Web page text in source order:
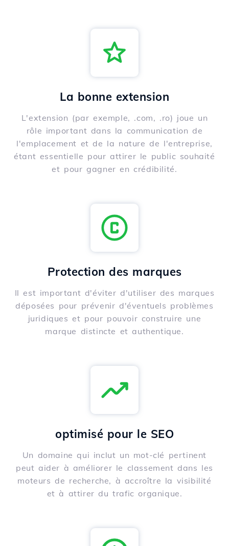
La bonne extension
L'extension (par exemple, .com, .ro) joue un
rôle important dans la communication de
l'emplacement et de la nature de l'entreprise,
étant essentielle pour attirer le public souhaité
et pour gagner en crédibilité.
Protection des marques
Il est important d'éviter d'utiliser des marques
déposées pour prévenir d'éventuels problèmes
juridiques et pour pouvoir construire une
marque distincte et authentique.
optimisé pour le SEO
Un domaine qui inclut un mot-clé pertinent
peut aider à améliorer le classement dans les
moteurs de recherche, à accroître la visibilité
et à attirer du trafic organique.